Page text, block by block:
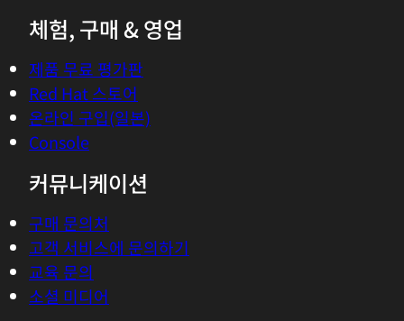
체험, 구매 & 영업
제품 무료 평가판
Red Hat 스토어
온라인 구입(일본)
Console
커뮤니케이션
구매 문의처
고객 서비스에 문의하기
교육 문의
소셜 미디어